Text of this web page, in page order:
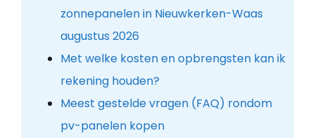
zonnepanelen in Nieuwkerken-Waas
augustus 2026
Met welke kosten en opbrengsten kan ik
rekening houden?
Meest gestelde vragen (FAQ) rondom
pv-panelen kopen